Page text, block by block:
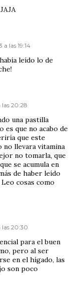
las 19:14
leído lo de
las 20:28
una pastilla
es que no acabo de
que este
llevara vitamina
no tomarla, que
se acumula en
de haber leído
cosas como
las 20:30
para el buen
pero al ser
en el hígado, las
son poco